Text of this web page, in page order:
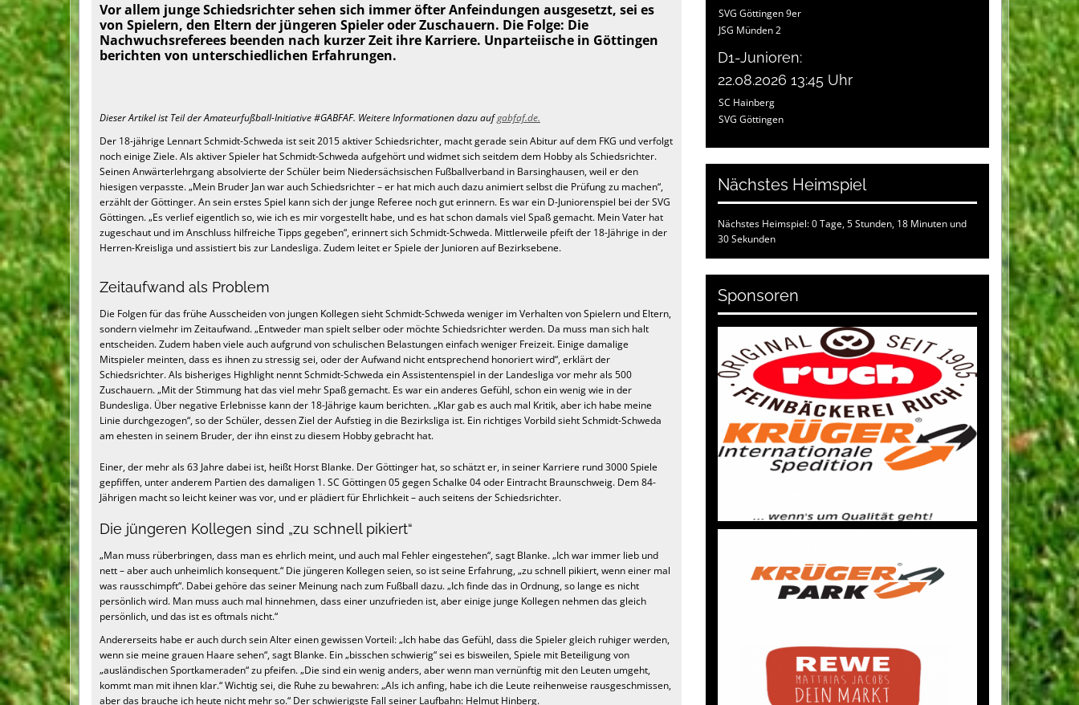
Vor allem junge Schiedsrichter sehen sich immer öfter Anfeindungen ausgesetzt, sei es
von Spielern, den Eltern der jüngeren Spieler oder Zuschauern. Die Folge: Die
Nachwuchsreferees beenden nach kurzer Zeit ihre Karriere. Unparteiische in Göttingen
berichten von unterschiedlichen Erfahrungen.
Dieser Artikel ist Teil der Amateurfußball-Initiative #GABFAF. Weitere Informationen dazu aufgabfaf.de.
Der 18-jährige Lennart Schmidt-Schweda ist seit 2015 aktiver Schiedsrichter, macht gerade sein Abitur auf dem FKG und verfolgt
noch einige Ziele. Als aktiver Spieler hat Schmidt-Schweda aufgehört und widmet sich seitdem dem Hobby als Schiedsrichter.
Seinen Anwärterlehrgang absolvierte der Schüler beim Niedersächsischen Fußballverband in Barsinghausen, weil er den
hiesigen verpasste. „Mein Bruder Jan war auch Schiedsrichter – er hat mich auch dazu animiert selbst die Prüfung zu machen“,
erzählt der Göttinger. An sein erstes Spiel kann sich der junge Referee noch gut erinnern. Es war ein D-Juniorenspiel bei der SVG
Göttingen. „Es verlief eigentlich so, wie ich es mir vorgestellt habe, und es hat schon damals viel Spaß gemacht. Mein Vater hat
zugeschaut und im Anschluss hilfreiche Tipps gegeben“, erinnert sich Schmidt-Schweda. Mittlerweile pfeift der 18-Jährige in der
Herren-Kreisliga und assistiert bis zur Landesliga. Zudem leitet er Spiele der Junioren auf Bezirksebene.
Zeitaufwand als Problem
Die Folgen für das frühe Ausscheiden von jungen Kollegen sieht Schmidt-Schweda weniger im Verhalten von Spielern und Eltern,
sondern vielmehr im Zeitaufwand. „Entweder man spielt selber oder möchte Schiedsrichter werden. Da muss man sich halt
entscheiden. Zudem haben viele auch aufgrund von schulischen Belastungen einfach weniger Freizeit. Einige damalige
Mitspieler meinten, dass es ihnen zu stressig sei, oder der Aufwand nicht entsprechend honoriert wird“, erklärt der
Schiedsrichter. Als bisheriges Highlight nennt Schmidt-Schweda ein Assistentenspiel in der Landesliga vor mehr als 500
Zuschauern. „Mit der Stimmung hat das viel mehr Spaß gemacht. Es war ein anderes Gefühl, schon ein wenig wie in der
Bundesliga. Über negative Erlebnisse kann der 18-Jährige kaum berichten. „Klar gab es auch mal Kritik, aber ich habe meine
Linie durchgezogen“, so der Schüler, dessen Ziel der Aufstieg in die Bezirksliga ist. Ein richtiges Vorbild sieht Schmidt-Schweda
am ehesten in seinem Bruder, der ihn einst zu diesem Hobby gebracht hat.
Einer, der mehr als 63 Jahre dabei ist, heißt Horst Blanke. Der Göttinger hat, so schätzt er, in seiner Karriere rund 3000 Spiele
gepfiffen, unter anderem Partien des damaligen 1. SC Göttingen 05 gegen Schalke 04 oder Eintracht Braunschweig. Dem 84-
Jährigen macht so leicht keiner was vor, und er plädiert für Ehrlichkeit – auch seitens der Schiedsrichter.
Die jüngeren Kollegen sind „zu schnell pikiert“
„Man muss rüberbringen, dass man es ehrlich meint, und auch mal Fehler eingestehen“, sagt Blanke. „Ich war immer lieb und
nett – aber auch unheimlich konsequent.“ Die jüngeren Kollegen seien, so ist seine Erfahrung, „zu schnell pikiert, wenn einer mal
was rausschimpft“. Dabei gehöre das seiner Meinung nach zum Fußball dazu. „Ich finde das in Ordnung, so lange es nicht
persönlich wird. Man muss auch mal hinnehmen, dass einer unzufrieden ist, aber einige junge Kollegen nehmen das gleich
persönlich, und das ist es oftmals nicht.“
Andererseits habe er auch durch sein Alter einen gewissen Vorteil: „Ich habe das Gefühl, dass die Spieler gleich ruhiger werden,
wenn sie meine grauen Haare sehen“, sagt Blanke. Ein „bisschen schwierig“ sei es bisweilen, Spiele mit Beteiligung von
„ausländischen Sportkameraden“ zu pfeifen. „Die sind ein wenig anders, aber wenn man vernünftig mit den Leuten umgeht,
kommt man mit ihnen klar.“ Wichtig sei, die Ruhe zu bewahren: „Als ich anfing, habe ich die Leute reihenweise rausgeschmissen,
aber das brauche ich heute nicht mehr so.“ Der schwierigste Fall seiner Laufbahn: Helmut Hinberg.
SVG Göttingen 9er
JSG Münden 2
D1-Junioren:
22.08.2026 13:45 Uhr
SC Hainberg
SVG Göttingen
Nächstes Heimspiel
Nächstes Heimspiel: 0 Tage, 5 Stunden, 18 Minuten und
28 Sekunden
Sponsoren